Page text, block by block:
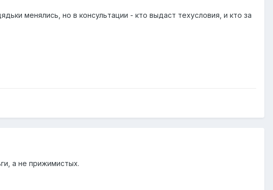
менялись, но в консультации - кто выдаст техусловия, и кто за
а не прижимистых.